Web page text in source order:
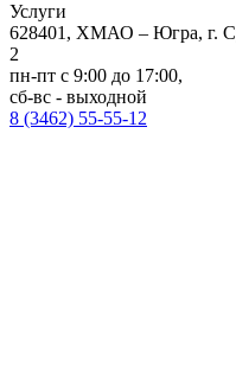
Услуги
628401, ХМАО – Югра, г.
2
пн-пт с 9:00 до 17:00,
сб-вс - выходной
8 (3462) 55-55-12